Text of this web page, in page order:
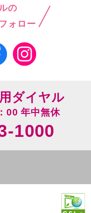
の
ォロー
ダイヤル
00 年中無休
1000